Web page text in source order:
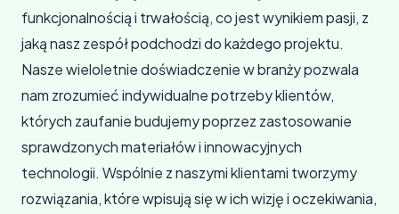
funkcjonalnością i trwałością, co jest wynikiem pasji, z
jaką nasz zespół podchodzi do każdego projektu.
Nasze wieloletnie doświadczenie w branży pozwala
nam zrozumieć indywidualne potrzeby klientów,
których zaufanie budujemy poprzez zastosowanie
sprawdzonych materiałów i innowacyjnych
technologii. Wspólnie z naszymi klientami tworzymy
rozwiązania, które wpisują się w ich wizję i oczekiwania,